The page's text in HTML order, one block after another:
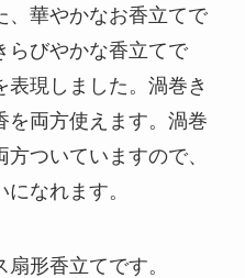
、華やかなお香立てで
らびやかな香立てで
現しました。渦巻き
を両方使えます。渦巻
ついていますので、
なれます。
形香立てです。